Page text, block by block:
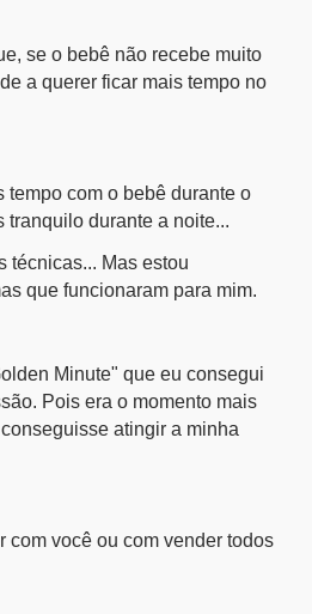
se o bebê não recebe muito
a querer ficar mais tempo no
tempo com o bebê durante o
durante a noite...
técnicas... Mas estou
que funcionaram para mim.
Minute" que eu consegui
Pois era o momento mais
atingir a minha
com você ou com vender todos